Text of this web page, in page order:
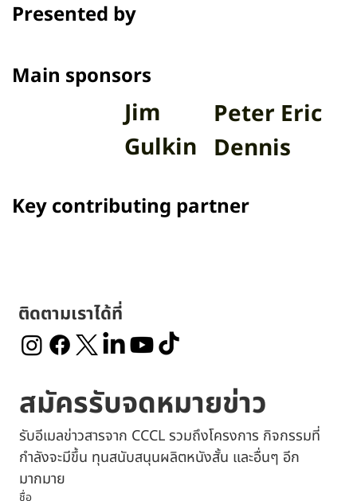
Presented by
Main sponsors
Peter Eric
Dennis
Jim
Gulkin
Key contributing partner
ติดตามเราได้ที่
สมัครรับจดหมายข่าว
รับอีเมลข่าวสารจาก CCCL รวมถึงโครงการ กิจกรรมที่
กำลังจะมีขึ้น ทุนสนับสนุนผลิตหนังสั้น และอื่นๆ อีก
มากมาย
ชื่อ